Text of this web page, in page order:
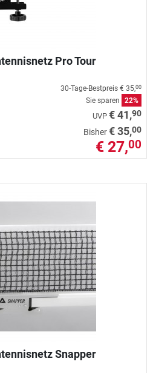
Pro Tour
30-Tage-Bestpreis € 35,00
Sie sparen 22%
UVP € 41,90
Bisher€ 35,00
€ 27,00
Snapper